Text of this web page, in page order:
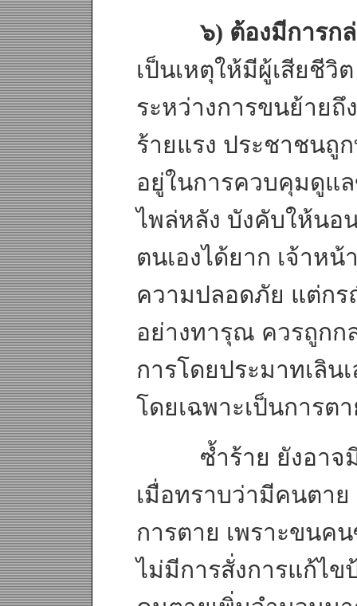
๖) ต้องมีการก
เป็นเหตุให้มีผู้เสียชีวิ
ระหว่างการขนย้าย
ร้ายแรง ประชาชนถู
อยู่ในการควบคุมดูแ
ไพล่หลัง บังคับให้นอ
ตนเองได้ยาก เจ้าห
ความปลอดภัย แต่ก
อย่างทารุณ ควรถูกก
การโดยประมาทเลิน
โดยเฉพาะเป็นการต
ซ้ำร้าย ยังอาจมีเ
เมื่อทราบว่ามีคนตา
การตาย เพราะขน
ไม่มีการสั่งการแก้ไ